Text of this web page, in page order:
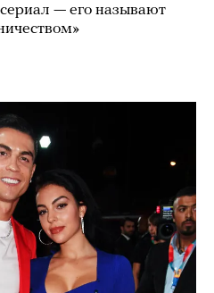
— его называют